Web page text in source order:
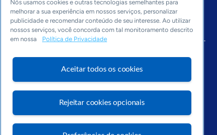
Cultura empreendedora
Dados
Arquivo
Nós usamos cookies e outras tecnologias semelhantes para
melhorar a sua experiência em nossos serviços, personalizar
publicidade e recomendar conteúdo de seu interesse. Ao utilizar
nossos serviços, você concorda com tal monitoramento descrito
em nossa
Política de Privacidade
Aceitar todos os cookies
Rejeitar cookies opcionais